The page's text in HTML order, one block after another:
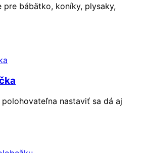
pre bábätko, koníky, plysaky,
nastaviť sa dá aj